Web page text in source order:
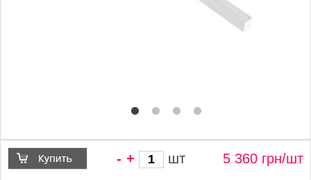
- + шт 5 360 грн/шт